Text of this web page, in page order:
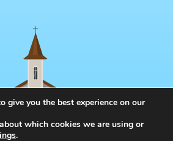
give you the best experience on our
which cookies we are using or
.